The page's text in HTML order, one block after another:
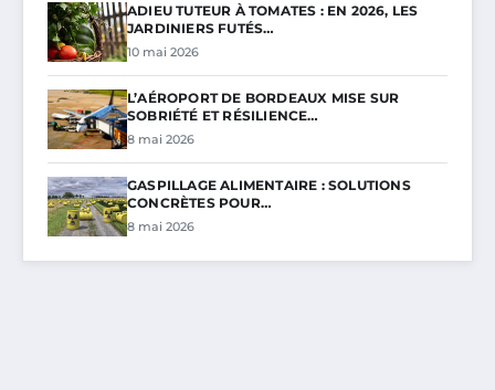
ADIEU TUTEUR À TOMATES : EN 2026, LES
JARDINIERS FUTÉS…
10 mai 2026
L’AÉROPORT DE BORDEAUX MISE SUR
SOBRIÉTÉ ET RÉSILIENCE…
8 mai 2026
GASPILLAGE ALIMENTAIRE : SOLUTIONS
CONCRÈTES POUR…
8 mai 2026